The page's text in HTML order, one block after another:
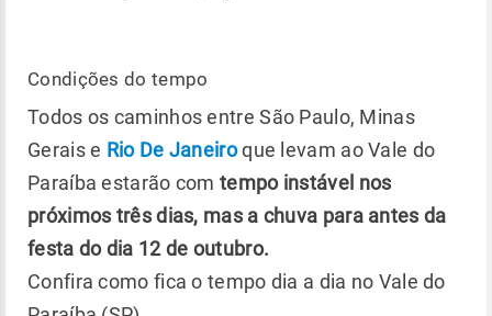
Condições do tempo
Todos os caminhos entre São Paulo, Minas
Gerais e Rio De Janeiroque levam ao Vale do
Paraíba estarão comtempo instável nos
próximos três dias, mas a chuva para antes da
festa do dia 12 de outubro.
Confira como fica o tempo dia a dia no Vale do